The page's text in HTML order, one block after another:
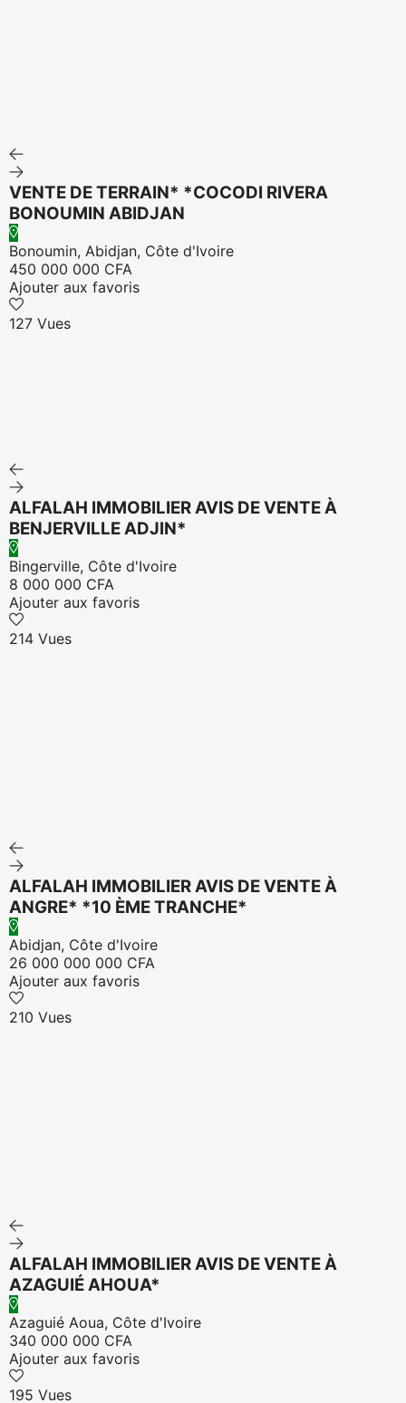
VENTE DE TERRAIN* *COCODI RIVERA
BONOUMIN ABIDJAN
Bonoumin, Abidjan, Côte d'Ivoire
450 000 000 CFA
Ajouter aux favoris
127 Vues
ALFALAH IMMOBILIER AVIS DE VENTE À
BENJERVILLE ADJIN*
Bingerville, Côte d'Ivoire
8 000 000 CFA
Ajouter aux favoris
214 Vues
ALFALAH IMMOBILIER AVIS DE VENTE À
ANGRE* *10 ÈME TRANCHE*
Abidjan, Côte d'Ivoire
26 000 000 000 CFA
Ajouter aux favoris
210 Vues
ALFALAH IMMOBILIER AVIS DE VENTE À
AZAGUIÉ AHOUA*
Azaguié Aoua, Côte d'Ivoire
340 000 000 CFA
Ajouter aux favoris
195 Vues